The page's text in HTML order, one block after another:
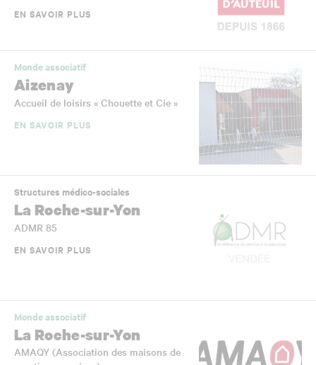
EN SAVOIR PLUS
Monde associatif
Aizenay
Accueil de loisirs « Chouette et Cie »
EN SAVOIR PLUS
Structures médico-sociales
La Roche-sur-Yon
ADMR 85
EN SAVOIR PLUS
Monde associatif
La Roche-sur-Yon
AMAQY (Association des maisons de